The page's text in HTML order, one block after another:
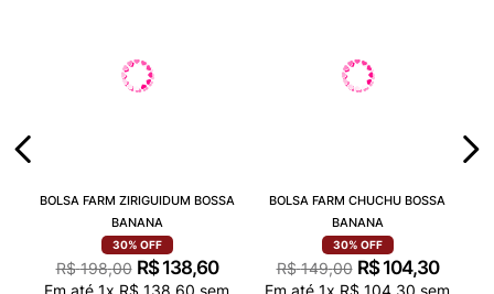
BOLSA FARM ZIRIGUIDUM BOSSA
BANANA
30% OFF
R$ 198,00 R$ 138,60
BOLSA FARM CHUCHU BOSSA
BANANA
30% OFF
R$ 149,00 R$ 104,30